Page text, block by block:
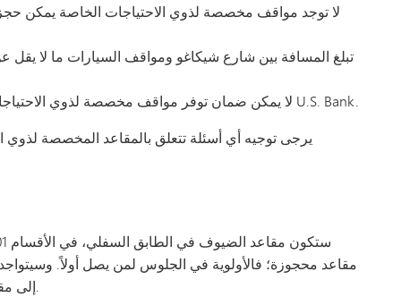
لا توجد مواقف مخصصة لذوي الاحتياجات الخاصة يمكن
تبلغ المسافة بين شارع شيكاغو ومواقف السيارات ما لا
لا يمكن ضمان توفر مواقف مخصصة لذوي الاحتياجات الخاصة، حيث إن مواقف السيارات هذه لا تابعة لبنك U.S. Bank.
يرجى توجيه أي أسئلة تتعلق بالمقاعد المخصصة لذوي
مقاعد محجوزة؛ فالأولوية في الجلوس لمن يصل أولاً.
إلى مقاعدكم. لن يتم حجز المقاعد للمجموعات التي لم تصل بعد.